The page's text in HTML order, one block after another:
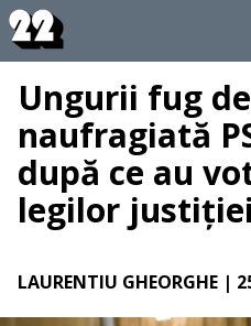
Ungurii fug
naufragiată
după ce au
legilor justiției
LAURENTIU GHEORGHE |